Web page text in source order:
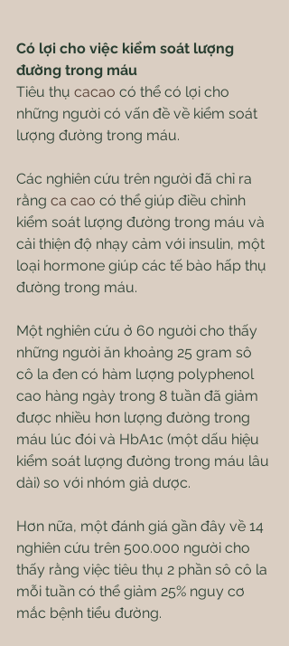
Có lợi cho việc kiểm soát lượng
đường trong máu
Tiêu thụ cacao có thể có lợi cho
những người có vấn đề về kiểm soát
lượng đường trong máu.
Các nghiên cứu trên người đã chỉ ra
rằng ca cao có thể giúp điều chỉnh
kiểm soát lượng đường trong máu và
cải thiện độ nhạy cảm với insulin, một
loại hormone giúp các tế bào hấp thụ
đường trong máu.
Một nghiên cứu ở 60 người cho thấy
những người ăn khoảng 25 gram sô
cô la đen có hàm lượng polyphenol
cao hàng ngày trong 8 tuần đã giảm
được nhiều hơn lượng đường trong
máu lúc đói và HbA1c (một dấu hiệu
kiểm soát lượng đường trong máu lâu
dài) so với nhóm giả dược.
Hơn nữa, một đánh giá gần đây về 14
nghiên cứu trên 500.000 người cho
thấy rằng việc tiêu thụ 2 phần sô cô la
mỗi tuần có thể giảm 25% nguy cơ
mắc bệnh tiểu đường.